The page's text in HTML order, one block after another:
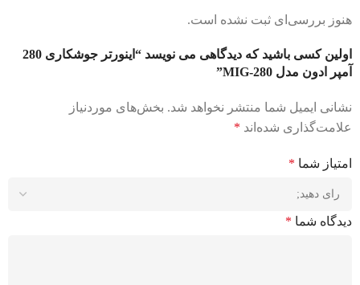
هنوز بررسی‌ای ثبت نشده است.
اولین کسی باشید که دیدگاهی می نویسد “اینورتر جوشکاری 280
آمپر ادون مدل MIG-280”
نشانی ایمیل شما منتشر نخواهد شد. بخش‌های موردنیاز
علامت‌گذاری شده‌اند *
امتیاز شما *
دیدگاه شما *